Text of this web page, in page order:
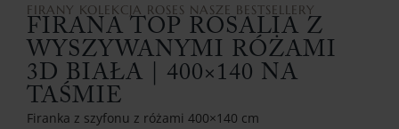
FIRANY KOLEKCJA ROSES NASZE BESTSELLERY
FIRANA TOP ROSALIA Z
WYSZYWANYMI RÓŻAMI
3D BIAŁA | 400×140 NA
TAŚMIE
Firanka z szyfonu z różami 400×140 cm